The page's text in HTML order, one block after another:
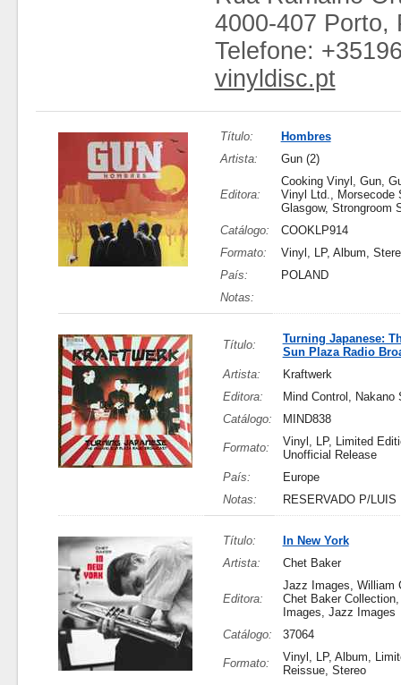
4000-407 Porto,
Telefone:
vinyldisc.pt
Título:
Hombres
Artista:
Gun (2)
Editora:
Cooking Vinyl, Gun,
Vinyl Ltd., Morsecode
Glasgow, Strongroom
Catálogo:
COOKLP914
Formato:
Vinyl, LP, Album,
País:
POLAND
Notas:
Título:
Turning Japanese:
Sun Plaza Radio
Artista:
Kraftwerk
Editora:
Mind Control, Nakano
Catálogo:
MIND838
Formato:
Vinyl, LP, Limited
Unofficial Release
País:
Europe
Notas:
RESERVADO P/LUIS
Título:
In New York
Artista:
Chet Baker
Editora:
Jazz Images, William
Chet Baker
Images, Jazz Images
Catálogo:
37064
Formato:
Vinyl, LP, Album,
Reissue, Stereo